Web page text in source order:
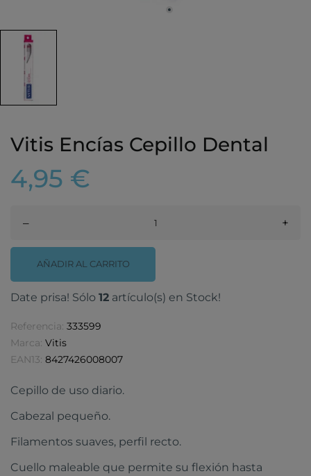
Vitis Encías Cepillo Dental
4,95 €
– +
AÑADIR AL CARRITO
Date prisa! Sólo 12 artículo(s) en Stock!
Referencia: 333599
Marca: Vitis
EAN13: 8427426008007
Cepillo de uso diario.
Cabezal pequeño.
Filamentos suaves, perfil recto.
Cuello maleable que permite su flexión hasta